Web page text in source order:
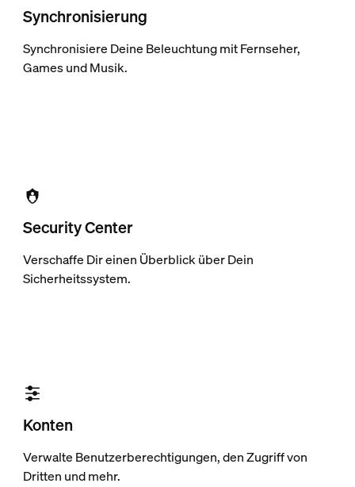
Synchronisierung
Synchronisiere Deine Beleuchtung mit Fernseher,
Games und Musik.
Security Center
Verschaffe Dir einen Überblick über Dein
Sicherheitssystem.
Konten
Verwalte Benutzerberechtigungen, den Zugriff von
Dritten und mehr.